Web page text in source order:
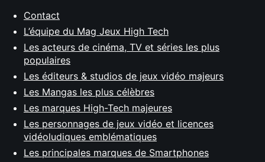
Contact
L’équipe du Mag Jeux High Tech
Les acteurs de cinéma, TV et séries les plus
populaires
Les éditeurs & studios de jeux vidéo majeurs
Les Mangas les plus célèbres
Les marques High-Tech majeures
Les personnages de jeux vidéo et licences
vidéoludiques emblématiques
Les principales marques de Smartphones